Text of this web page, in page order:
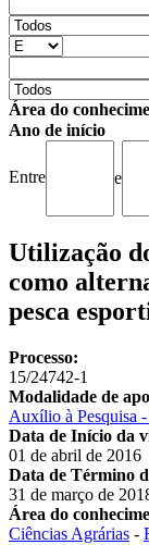
Área do
Ano de início
Entre e
Utilização
como
pesca
Processo:
15/24742-1
Modalidade de
Auxílio à Pesquisa
Data de Início da
01 de abril de 2016
Data de Término
31 de março de
Área do
Ciências Agrárias -